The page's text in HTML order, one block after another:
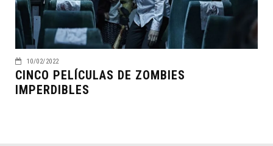
10/02/2022
CINCO PELÍCULAS DE ZOMBIES
IMPERDIBLES